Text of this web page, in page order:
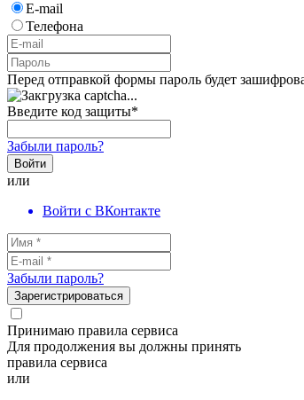
E-mail
Телефона
Перед отправкой формы пароль будет
Введите код защиты*
Забыли пароль?
Войти
или
Войти с ВКонтакте
Забыли пароль?
Зарегистрироваться
Принимаю правила сервиса
Для продолжения вы должны принять
правила сервиса
или